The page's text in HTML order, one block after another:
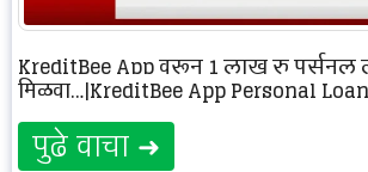
KreditBee App वरून 1 लाख रु पर्सनल
मिळवा…|KreditBee App Personal
पुढे वाचा ➜